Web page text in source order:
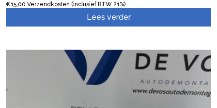
€15,00 Verzendkosten (inclusief BTW 21%)
Lees verder